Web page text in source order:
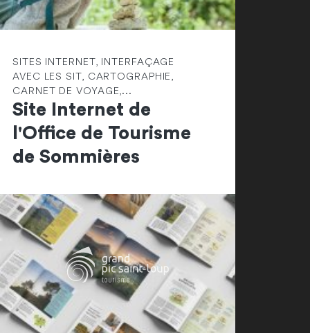
SITES INTERNET, INTERFAÇAGE
AVEC LES SIT, CARTOGRAPHIE,
CARNET DE VOYAGE,...
Site Internet de
l'Office de Tourisme
de Sommières